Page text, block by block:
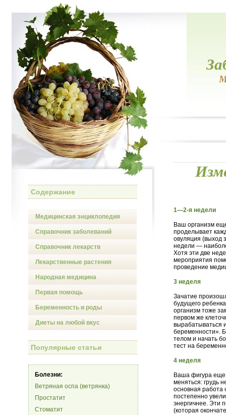
Содержание
Медицинская энциклопедия
Справочник заболеваний
Справочник лекарств
Лекарственные растения
Народная медицина
Первая помощь
Беременность и роды
Диеты на любой вкус
Популярные статьи
Болезни:
Ветряная оспа (ветрянка)
Простатит
Стоматит
1—2-я недели
Ваш организм
проделывает
овуляция (выход
недели —
Хотя эти две
мероприятия
проведение
3 неделя
Зачатие
будущего
организм тоже
первом же
вырабатываться
беременности».
телом и начать
тест на
4 неделя
Ваша фигура еще
меняться: грудь
основная работа
постепенно
энергичнее. Эти
(которая